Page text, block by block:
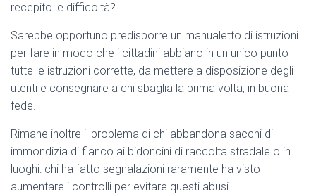
recepito le difficoltà?
Sarebbe opportuno predisporre un manualetto di istruzioni
per fare in modo che i cittadini abbiano in un unico punto
tutte le istruzioni corrette, da mettere a disposizione degli
utenti e consegnare a chi sbaglia la prima volta, in buona
fede.
Rimane inoltre il problema di chi abbandona sacchi di
immondizia di fianco ai bidoncini di raccolta stradale o in
luoghi: chi ha fatto segnalazioni raramente ha visto
aumentare i controlli per evitare questi abusi.